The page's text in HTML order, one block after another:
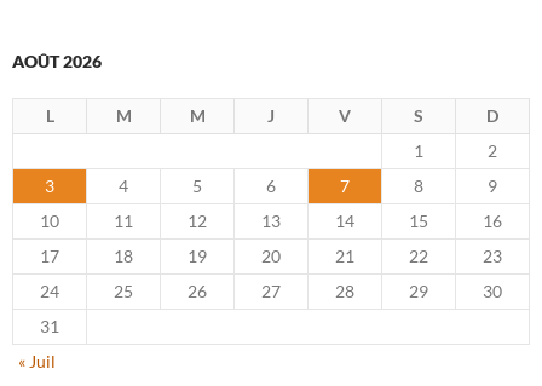
AOÛT 2026
L M M J V S
D
1
2
3
4 5 6 7 8
9
10
11 12 13 14 15
16
17
18 19 20 21 22
23
24
25 26 27 28 29
30
31
« Juil